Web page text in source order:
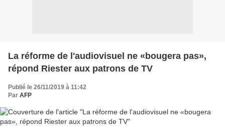
La réforme de l'audiovisuel ne «bougera pas»,
répond Riester aux patrons de TV
Publié le 26/11/2019 à 11:42
Par AFP